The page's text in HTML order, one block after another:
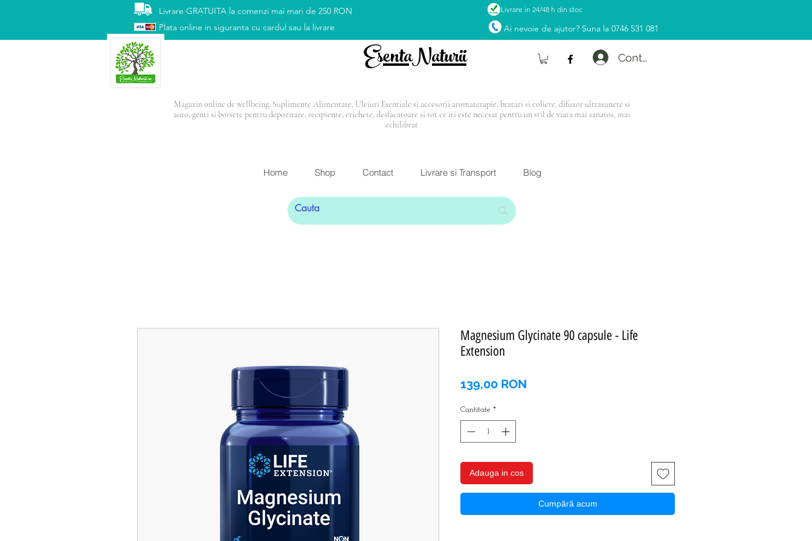
Livrare GRATUITA la comenzi mai mari de 250 RON
Plata online in siguranta cu cardul sau la livrare
Livrare in 24/48 h din stoc
Ai nevoie de ajutor? Suna la 0746 531 081
EsentaNaturii Contul tau
Magazin online de wellbeing, Suplimente Alimentare, Uleiuri Esentiale si accesorii aromaterapie, bratari si coliere, difuzor ultrasunete si
auto, genti si borsete pentru depozitare, recipiente, etichete, desfacatoare si tot ce iti este necesar pentru un stil de viata mai sanatos, mai
echilibrat
Home Shop Contact Livrare si Transport Blog
Magnesium Glycinate 90 capsule - Life
Extension
139,00 RON
Cantitate *
Adauga in cos
Cumpără acum